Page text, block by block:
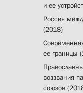
и ее
Россия
(2018)
ее границы
воззвания
союзов